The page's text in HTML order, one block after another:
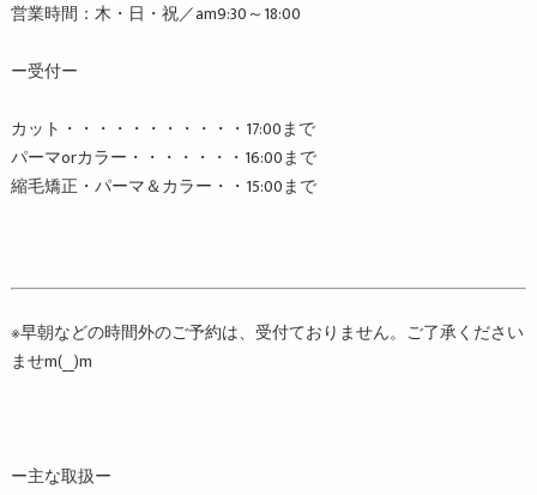
営業時間：木・日・祝／am9:30～18:00
ー受付ー
カット・・・・・・・・・・・ 17:00まで
パーマorカラー・・・・・・・ 16:00まで
縮毛矯正・パーマ＆カラー・・ 15:00まで
※早朝などの時間外のご予約は、受付ておりません。ご了承ください
ませm(__ )m
ー主な取扱ー